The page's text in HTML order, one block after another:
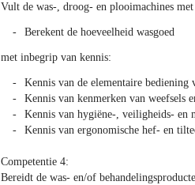
Vult de was-, droog- en plooimachines
Berekent de hoeveelheid wasgoed
met inbegrip van kennis:
Kennis van de elementaire
Kennis van kenmerken van weefsels
Kennis van hygiëne-, veiligheids- en
Kennis van ergonomische hef- en
Competentie 4:
Bereidt de was- en/of